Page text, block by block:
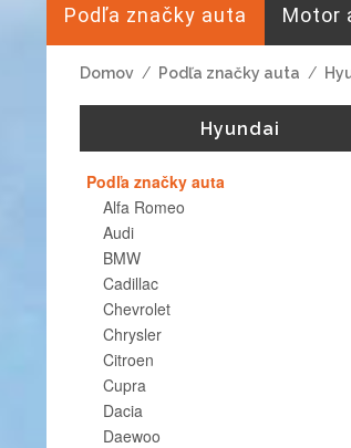
Podľa značky auta Motor
Domov / Podľa značky auta /
Hyundai
Podľa značky auta
Alfa Romeo
Audi
BMW
Cadillac
Chevrolet
Chrysler
Citroen
Cupra
Dacia
Daewoo